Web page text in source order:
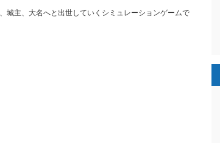
城主、大名へと出世していくシミュレーションゲームで